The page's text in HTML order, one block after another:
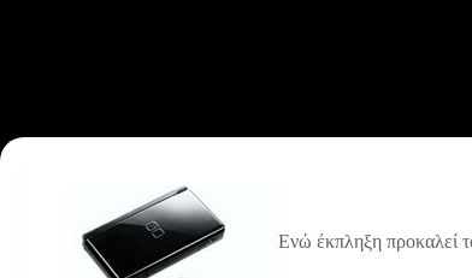
Ενώ έκπληξη προκαλεί